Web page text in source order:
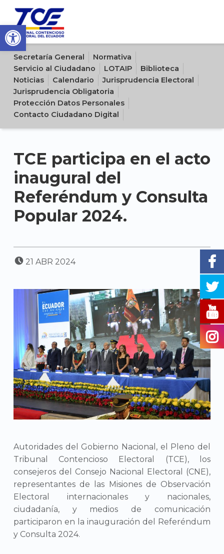
Open toolbar
Sitio oficial del Tribunal Contencioso Electoral del Ecuador
Secretaría General
Normativa
Servicio al Ciudadano
LOTAIP
Biblioteca
Noticias
Calendario
Jurisprudencia Electoral
Jurisprudencia Obligatoria
Protección Datos Personales
Contacto Ciudadano Digital
TCE participa en el acto
inaugural del
Referéndum y Consulta
Popular 2024.
POSTED ON:
21 ABR 2024
Autoridades del Gobierno Nacional, el Pleno del
Tribunal Contencioso Electoral (TCE), los
consejeros del Consejo Nacional Electoral (CNE),
representantes de las Misiones de Observación
Electoral internacionales y nacionales,
ciudadanía, y medios de comunicación
participaron en la inauguración del Referéndum
y Consulta 2024.